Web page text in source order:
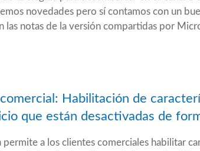
novedades pero sí contamos con un
las notas de la versión compartidas por
Habilitación de
que están desactivadas de
permite a los clientes comerciales habilitar